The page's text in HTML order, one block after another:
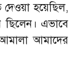
হয়েছিল,
এভাবে
আমাদের